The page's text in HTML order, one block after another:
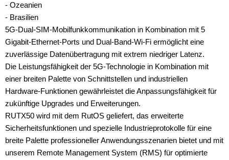
- Ozeanien
- Brasilien
5G-Dual-SIM-Mobilfunkkommunikation in Kombination mit 5
Gigabit-Ethernet-Ports und Dual-Band-Wi-Fi ermöglicht eine
zuverlässige Datenübertragung mit extrem niedriger Latenz.
Die Leistungsfähigkeit der 5G-Technologie in Kombination mit
einer breiten Palette von Schnittstellen und industriellen
Hardware-Funktionen gewährleistet die Anpassungsfähigkeit für
zukünftige Upgrades und Erweiterungen.
RUTX50 wird mit dem RutOS geliefert, das erweiterte
Sicherheitsfunktionen und spezielle Industrieprotokolle für eine
breite Palette professioneller Anwendungsszenarien bietet und mit
unserem Remote Management System (RMS) für optimierte